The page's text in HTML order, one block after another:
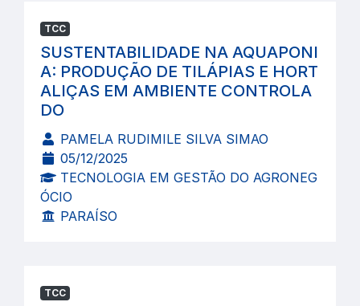
TCC
SUSTENTABILIDADE NA AQUAPONI
A: PRODUÇÃO DE TILÁPIAS E HORT
ALIÇAS EM AMBIENTE CONTROLA
DO
PAMELA RUDIMILE SILVA SIMAO
05/12/2025
TECNOLOGIA EM GESTÃO DO AGRONEG
ÓCIO
PARAÍSO
TCC